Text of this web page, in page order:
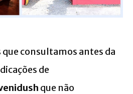
consultamos antes da
de
que não